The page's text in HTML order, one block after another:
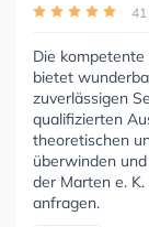
Die
bietet
zuverlässigen
qualifizierten
theoretischen
überwinden
der Marten e.
anfragen.